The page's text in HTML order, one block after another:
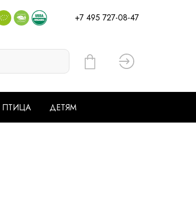
+7 495 727-08-47
Вход
ПТИЦА ДЕТЯМ